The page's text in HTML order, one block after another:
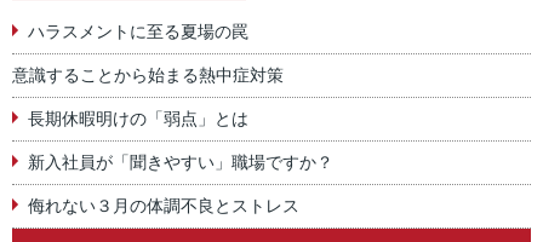
ハラスメントに至る夏場の罠
意識することから始まる熱中症対策
長期休暇明けの「弱点」とは
新入社員が「聞きやすい」職場ですか？
侮れない３月の体調不良とストレス